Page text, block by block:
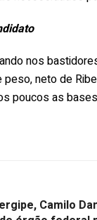
nos
neto de
poucos as
Camilo